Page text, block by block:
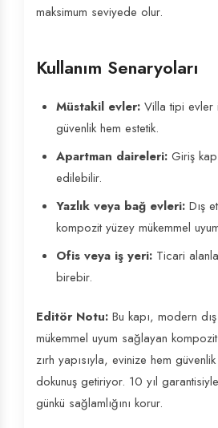
maksimum seviyede olur.
Kullanım Senaryoları
Müstakil evler: Villa tipi evler
güvenlik hem estetik.
Apartman daireleri: Giriş
edilebilir.
Yazlık veya bağ evleri: Dış
kompozit yüzey mükemmel
Ofis veya iş yeri: Ticari
birebir.
Editör Notu: Bu kapı, modern
mükemmel uyum sağlayan
zırh yapısıyla, evinize hem
dokunuş getiriyor. 10 yıl
günkü sağlamlığını korur.